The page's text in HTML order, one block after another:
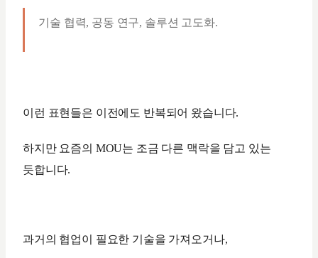
기술 협력, 공동 연구, 솔루션 고도화.
이런 표현들은 이전에도 반복되어 왔습니다.
하지만 요즘의 MOU는 조금 다른 맥락을 담고 있는
듯합니다.
과거의 협업이 필요한 기술을 가져오거나,